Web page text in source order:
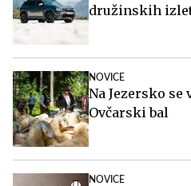
družinskih
NOVICE
Na Jezersko
Ovčarski bal
NOVICE